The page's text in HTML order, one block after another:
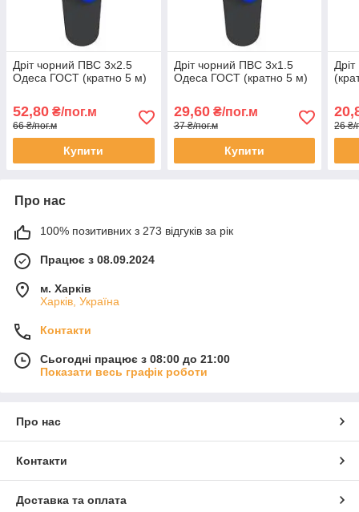
Дріт чорний ПВС 3х2.5
Одеса ГОСТ (кратно 5 м)
52,80 ₴/пог.м
66 ₴/пог.м
Купити
Дріт чорний ПВС 3х1.5
Одеса ГОСТ (кратно 5 м)
29,60₴/пог.м
37 ₴/пог.м
Купити
26 ₴/
Про нас
100% позитивних з 273 відгуків за рік
Працює з 08.09.2024
м. Харків
Харків, Україна
Контакти
Сьогодні працює з 08:00 до 21:00
Показати весь графік роботи
Про нас
Контакти
Доставка та оплата